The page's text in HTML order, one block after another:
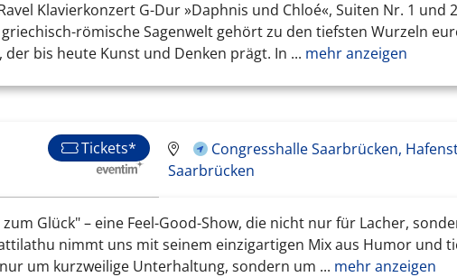
Klavierkonzert G-Dur »Daphnis und Chloé«, Suiten Nr. 1 und
römische Sagenwelt gehört zu den tiefsten Wurzeln
bis heute Kunst und Denken prägt. In ... mehr anzeigen
Tickets*
Congresshalle Saarbrücken,
Saarbrücken
Glück" – eine Feel-Good-Show, die nicht nur für Lacher,
nimmt uns mit seinem einzigartigen Mix aus Humor und
um kurzweilige Unterhaltung, sondern um ... mehr anzeigen